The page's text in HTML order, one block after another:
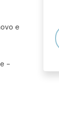
e
-
in